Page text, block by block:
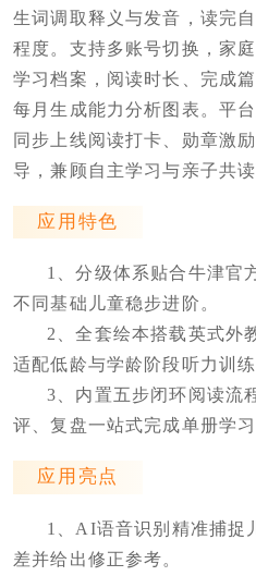
生词调取释义与发音，读完
程度。支持多账号切换，家
学习档案，阅读时长、完成
每月生成能力分析图表。平
同步上线阅读打卡、勋章激
导，兼顾自主学习与亲子共
应用特色
1、分级体系贴合牛津官
不同基础儿童稳步进阶。
2、全套绘本搭载英式外
适配低龄与学龄阶段听力训练
3、内置五步闭环阅读流
评、复盘一站式完成单册学习
应用亮点
1、AI语音识别精准捕捉
差并给出修正参考。